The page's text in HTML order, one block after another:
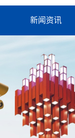
新闻资讯